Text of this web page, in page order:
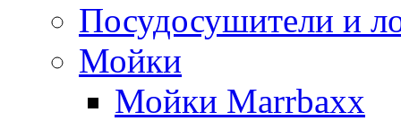
Посудосушители и
Мойки
Мойки Marrbaxx